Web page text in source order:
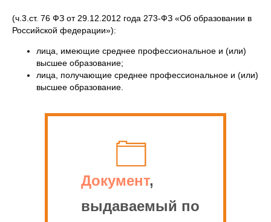
(ч.3.ст. 76 ФЗ от 29.12.2012 года 273-ФЗ «Об образовании в
Российской федерации»):
лица, имеющие среднее профессиональное и (или)
высшее образование;
лица, получающие среднее профессиональное и (или)
высшее образование.
Документ,
выдаваемый по